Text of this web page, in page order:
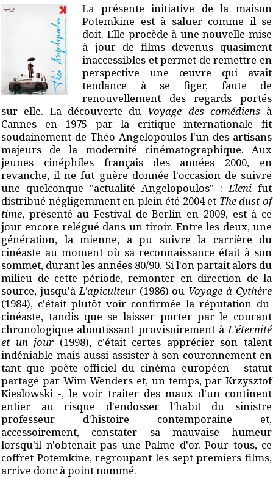
La présente initiative de la maison
Potemkine est à saluer comme il se
doit. Elle procède à une nouvelle mise
à jour de films devenus quasiment
inaccessibles et permet de remettre en
perspective une œuvre qui avait
tendance à se figer, faute de
renouvellement des regards portés
sur elle. La découverte du Voyage des comédiensà
Cannes en 1975 par la critique internationale fit
soudainement de Théo Angelopoulos l'un des artisans
majeurs de la modernité cinématographique. Aux
jeunes cinéphiles français des années 2000, en
revanche, il ne fut guère donnée l'occasion de suivre
une quelconque "actualité Angelopoulos" :Eleni fut
distribué négligemment en plein été 2004 et The dust of
time, présenté au Festival de Berlin en 2009, est à ce
jour encore relégué dans un tiroir. Entre les deux, une
génération, la mienne, a pu suivre la carrière du
cinéaste au moment où sa reconnaissance était à son
sommet, durant les années 80/90. Si l'on partait alors du
milieu de cette période, remonter en direction de la
source, jusqu'àL'apiculteur(1986) ou Voyage à Cythère
(1984), c'était plutôt voir confirmée la réputation du
cinéaste, tandis que se laisser porter par le courant
chronologique aboutissant provisoirement àL'éternité
et un jour (1998), c'était certes apprécier son talent
indéniable mais aussi assister à son couronnement en
tant que poète officiel du cinéma européen - statut
partagé par Wim Wenders et, un temps, par Krzysztof
Kieslowski -, le voir traiter des maux d'un continent
entier au risque d'endosser l'habit du sinistre
professeur d'histoire contemporaine et,
accessoirement, constater sa mauvaise humeur
lorsqu'il n'obtenait pas une Palme d'or. Pour tous, ce
coffret Potemkine, regroupant les sept premiers films,
arrive donc à point nommé.